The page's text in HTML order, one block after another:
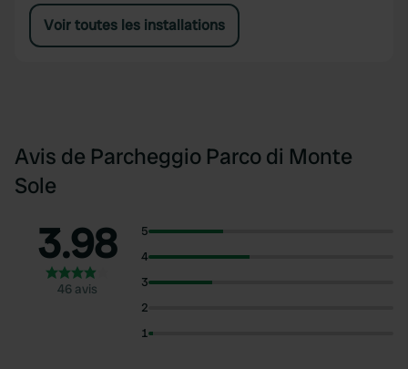
Voir toutes les installations
Avis de Parcheggio Parco di Monte
Sole
3.98
46 avis
5
4
3
2
1